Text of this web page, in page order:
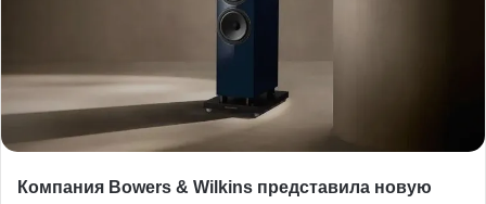
Компания Bowers & Wilkins представила новую